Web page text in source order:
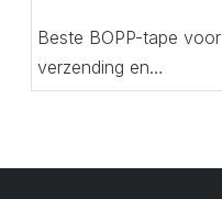
Beste BOPP-tape voor
verzending en
verpakking